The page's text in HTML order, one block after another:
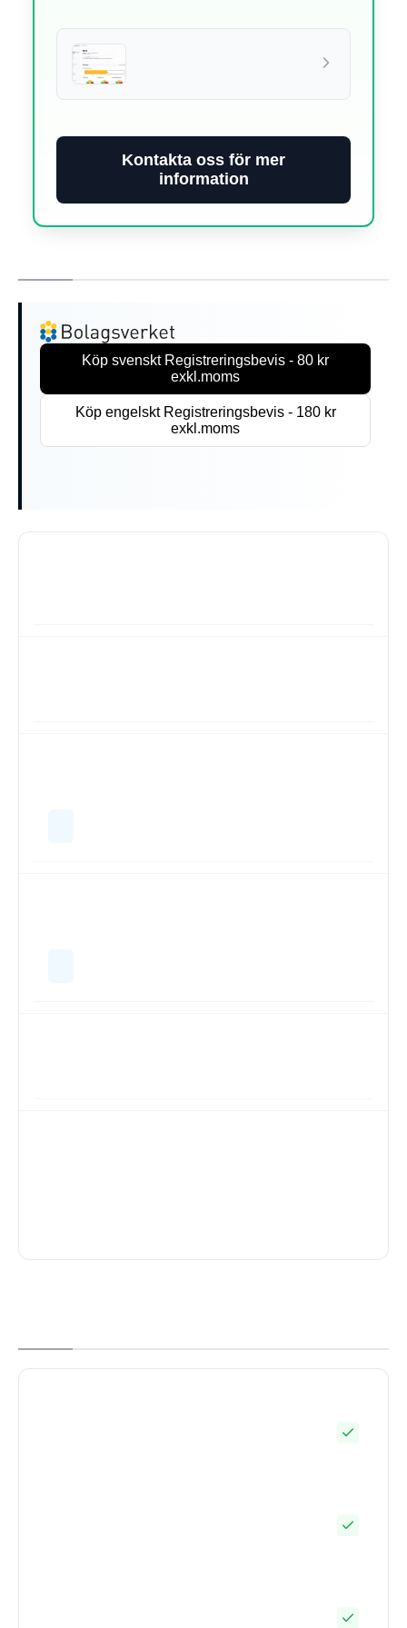
Kontakta oss för mer
information
Köp svenskt Registreringsbevis - 80 kr
exkl.moms
Köp engelskt Registreringsbevis - 180 kr
exkl.moms